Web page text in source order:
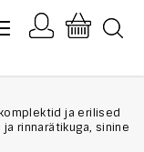
ja erilised
rinnarätikuga, sinine